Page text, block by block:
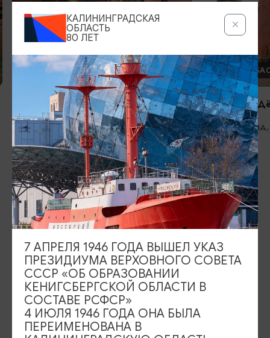
ФОРТЫ И БАСТИОНЫ
Бастион «Литва» (закрыт на
реконструкцию)
Калининград, ул. Литовский вал, 105
ФОРТЫ И
Форт №11
ИЩИТЕ ТАКЖЕ НА НАШЕМ САЙТЕ
Серебряное ожерелье
Электронная виза
Туры и экскурсии
Афиша мероприятий
Сувениры
Гостевая книга
Гиды и экскурсоводы
КАЛИНИНГРАДСКАЯ
ОБЛАСТЬ
80 ЛЕТ
7 АПРЕЛЯ 1946 ГОДА ВЫШЕЛ УКАЗ
ПРЕЗИДИУМА ВЕРХОВНОГО СОВЕТА
СССР «ОБ ОБРАЗОВАНИИ
КЕНИГСБЕРГСКОЙ ОБЛАСТИ В
СОСТАВЕ РСФСР»
4 ИЮЛЯ 1946 ГОДА ОНА БЫЛА
ПЕРЕИМЕНОВАНА В